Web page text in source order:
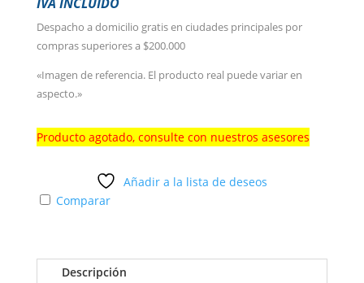
Despacho a domicilio gratis en ciudades principales por
compras superiores a $200.000
«Imagen de referencia. El producto real puede variar en
aspecto.»
Producto agotado, consulte con nuestros asesores
Añadir a la lista de deseos
Comparar
Descripción